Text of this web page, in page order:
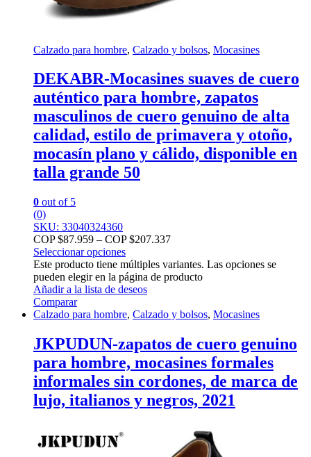
Calzado para hombre, Calzado y bolsos, Mocasines
DEKABR-Mocasines suaves de cuero
auténtico para hombre, zapatos
masculinos de cuero genuino de alta
calidad, estilo de primavera y otoño,
mocasín plano y cálido, disponible en
talla grande 50
0 out of 5
(0)
SKU: 33040324360
COP $87.959 – COP $207.337
Seleccionar opciones
Este producto tiene múltiples variantes. Las opciones se
pueden elegir en la página de producto
Añadir a la lista de deseos
Comparar
Calzado para hombre, Calzado y bolsos, Mocasines
JKPUDUN-zapatos de cuero genuino
para hombre, mocasines formales
informales sin cordones, de marca de
lujo, italianos y negros, 2021